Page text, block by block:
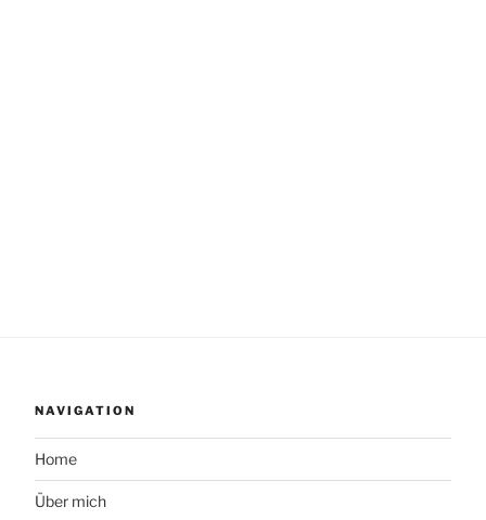
NAVIGATION
Home
Über mich